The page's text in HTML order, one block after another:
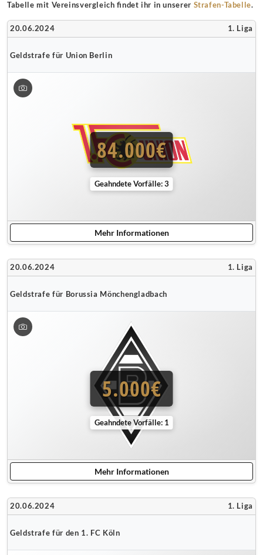
Tabelle mit Vereinsvergleich findet ihr in unserer Strafen-Tabelle.
20.06.2024 1. Liga
Geldstrafe für Union Berlin
84.000€
Geahndete Vorfälle: 3
Mehr Informationen
20.06.2024 1. Liga
Geldstrafe für Borussia Mönchengladbach
5.000€
Geahndete Vorfälle: 1
Mehr Informationen
20.06.2024 1. Liga
Geldstrafe für den 1. FC Köln